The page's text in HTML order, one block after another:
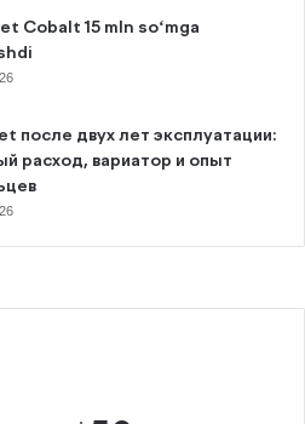
Cobalt 15 mln so‘mga
после двух лет эксплуатации:
расход, вариатор и опыт